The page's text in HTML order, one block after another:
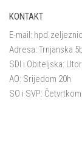
KONTAKT
E-mail:
Adresa: Trnjanska
SDI i Obiteljska:
AO: Srijedom 20h
SO i SVP: